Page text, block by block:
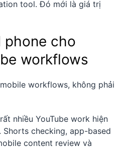
tool. Đó mới là giá trị
phone cho
workflows
workflows, không phải
nhiều YouTube work hiện
Shorts checking, app-based
content review và